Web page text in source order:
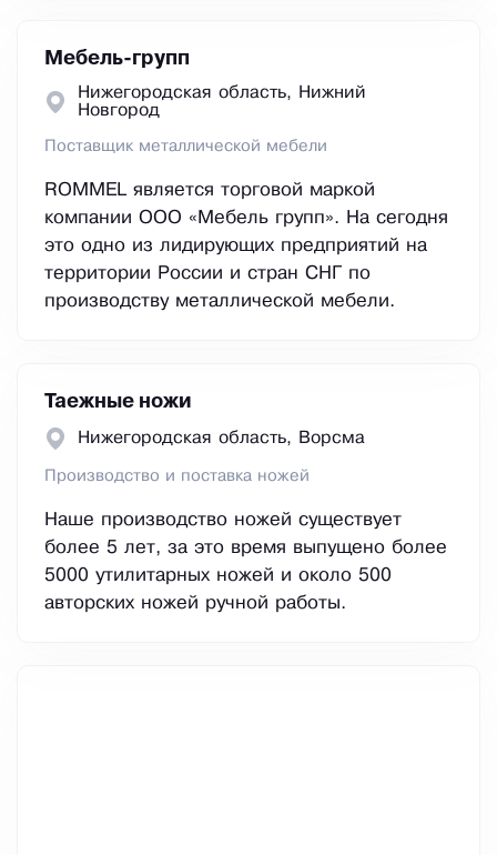
Мебель-групп
Нижегородская область, Нижний
Новгород
Поставщик металлической мебели
ROMMEL является торговой маркой
компании ООО «Мебель групп». На сегодня
это одно из лидирующих предприятий на
территории России и стран СНГ по
производству металлической мебели.
Таежные ножи
Нижегородская область, Ворсма
Производство и поставка ножей
Наше производство ножей существует
более 5 лет, за это время выпущено более
5000 утилитарных ножей и около 500
авторских ножей ручной работы.